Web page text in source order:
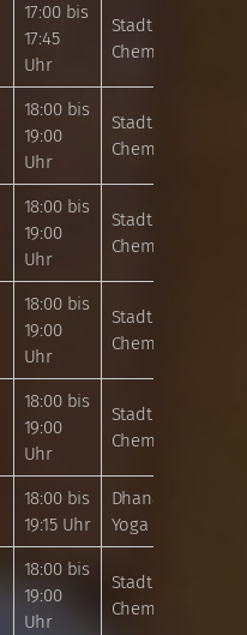
17:00 bis
17:45
Uhr
Stadthallenpark
Chemnitz
18:00 bis
19:00
Uhr
Stadthallenpark
Chemnitz
18:00 bis
19:00
Uhr
Stadthallenpark
Chemnitz
18:00 bis
19:00
Uhr
Stadthallenpark
Chemnitz
18:00 bis
19:00
Uhr
Stadthallenpark
Chemnitz
18:00 bis
19:15 Uhr
Dhananjaya
Yoga Chemnitz
18:00 bis
19:00
Uhr
Stadthallenpark
Chemnitz